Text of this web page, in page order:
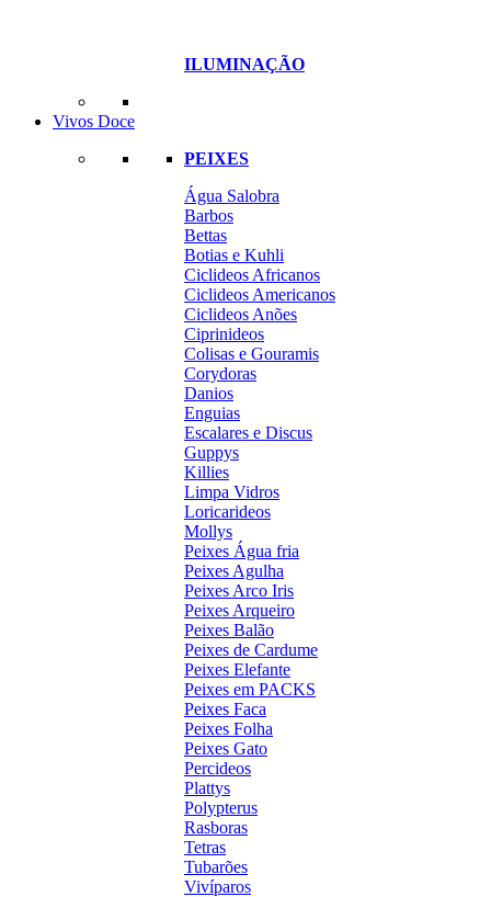
ILUMINAÇÃO
Vivos Doce
PEIXES
Água Salobra
Barbos
Bettas
Botias e Kuhli
Ciclideos Africanos
Ciclideos Americanos
Ciclideos Anões
Ciprinideos
Colisas e Gouramis
Corydoras
Danios
Enguias
Escalares e Discus
Guppys
Killies
Limpa Vidros
Loricarideos
Mollys
Peixes Água fria
Peixes Agulha
Peixes Arco Iris
Peixes Arqueiro
Peixes Balão
Peixes de Cardume
Peixes Elefante
Peixes em PACKS
Peixes Faca
Peixes Folha
Peixes Gato
Percideos
Plattys
Polypterus
Rasboras
Tetras
Tubarões
Vivíparos